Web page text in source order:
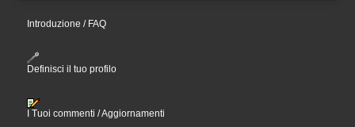
Introduzione / FAQ
Definisci il tuo profilo
I Tuoi commenti / Aggiornamenti